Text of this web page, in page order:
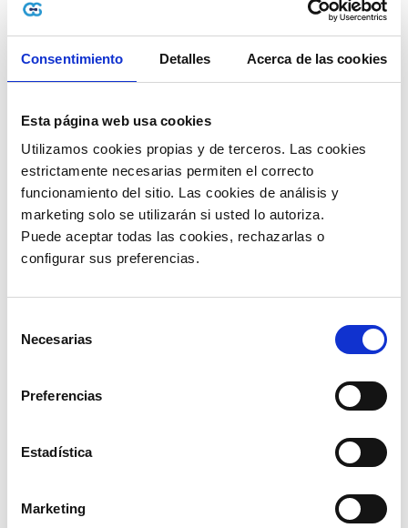
Consentimiento Detalles Acerca de las cookies
Esta página web usa cookies
Utilizamos cookies propias y de terceros. Las cookies
estrictamente necesarias permiten el correcto
funcionamiento del sitio. Las cookies de análisis y
marketing solo se utilizarán si usted lo autoriza.
Puede aceptar todas las cookies, rechazarlas o
configurar sus preferencias.
Necesarias
Preferencias
Estadística
Marketing
وفقًا لإطار الفوترة الإلكترونية في دولة الإمارات العربية
المتحدة الذي تحدده وزارة المالية (MoF).